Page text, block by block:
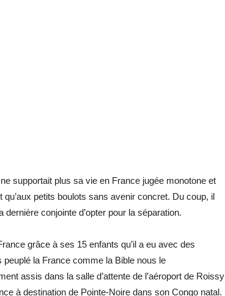
supportait plus sa vie en France jugée monotone et
petits boulots sans avenir concret. Du coup, il
conjointe d’opter pour la séparation.
grâce à ses 15 enfants qu’il a eu avec des
la France comme la Bible nous le
assis dans la salle d’attente de l’aéroport de Roissy
à destination de Pointe-Noire dans son Congo natal.